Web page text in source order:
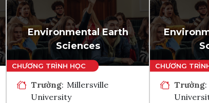
Environmental Earth
Sciences
Trường: Millersville
University
Trường: